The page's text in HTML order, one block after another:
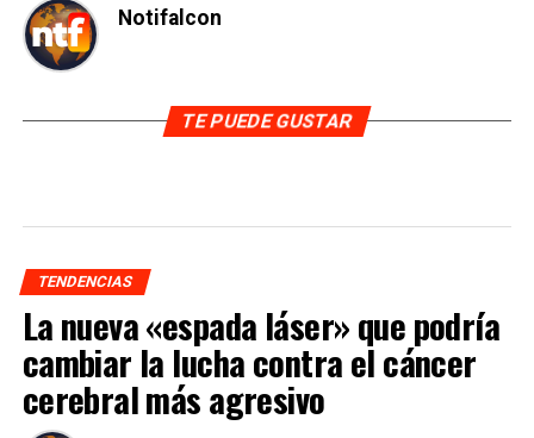
Notifalcon
TE PUEDE GUSTAR
TENDENCIAS
La nueva «espada láser» que podría
cambiar la lucha contra el cáncer
cerebral más agresivo